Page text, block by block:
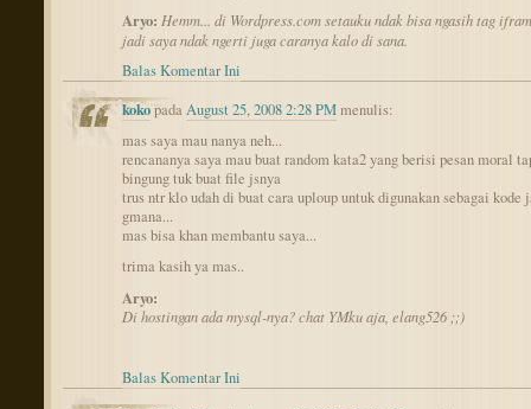
Aryo: Hemm... di Wordpress.com setauku ndak bisa ngasih tag
jadi saya ndak ngerti juga caranya kalo di sana.
Balas Komentar Ini
kokopadaAugust 25, 2008 2:28 PMmenulis:
mas saya mau nanya neh...
rencananya saya mau buat random kata2 yang berisi pesan moral
bingung tuk buat file jsnya
trus ntr klo udah di buat cara uploup untuk digunakan sebagai kode
gmana...
mas bisa khan membantu saya...
trima kasih ya mas..
Aryo:
Di hostingan ada mysql-nya? chat YMku aja, elang526 ;;)
Balas Komentar Ini